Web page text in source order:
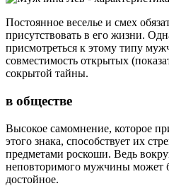
Постоянное веселье и смех
присутствовать в его жизни.
присмотреться к этому типу
совместимость открытых
сокрытой тайны.
в обществе
Высокое самомнение, которое
этого знака, способствует их
предметами роскоши. Ведь
неповторимого мужчины может
достойное.